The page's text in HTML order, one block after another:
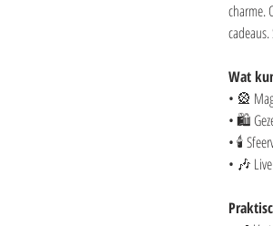
charme.
Wat
• 🎡
• 🛍️
• 🕯️
• 🎶